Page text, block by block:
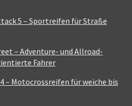
5 – Sportreifen für Straße
– Adventure- und Allroad-
Fahrer
– Motocrossreifen für weiche bis